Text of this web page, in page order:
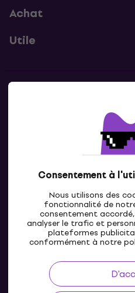
Consentement à
Nous utilisons des
fonctionnalité de
consentement
analyser le trafic et
plateformes
conformément à notre
Achat
Utile